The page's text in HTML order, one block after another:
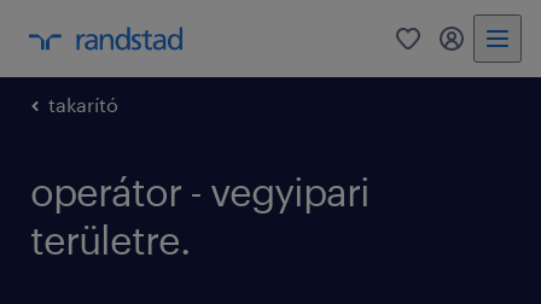
0 fiókom
takarító
operátor - vegyipari
területre.